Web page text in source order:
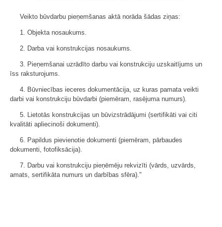
Veikto būvdarbu pieņemšanas aktā norāda šādas ziņas:
1. Objekta nosaukums.
2. Darba vai konstrukcijas nosaukums.
3. Pieņemšanai uzrādīto darbu vai konstrukciju uzskaitījums un
īss raksturojums.
4. Būvniecības ieceres dokumentācija, uz kuras pamata veikti
darbi vai konstrukciju būvdarbi (piemēram, rasējuma numurs).
5. Lietotās konstrukcijas un būvizstrādājumi (sertifikāti vai citi
kvalitāti apliecinoši dokumenti).
6. Papildus pievienotie dokumenti (piemēram, pārbaudes
dokumenti, fotofiksācija).
7. Darbu vai konstrukciju pieņēmēju rekvizīti (vārds, uzvārds,
amats, sertifikāta numurs un darbības sfēra)."